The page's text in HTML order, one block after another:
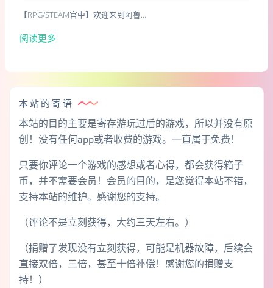
【RPG/STEAM官中】欢迎来到阿鲁…
阅读更多
本站的寄语
本站的目的主要是寄存游玩过后的游戏，所以并没有原
创！没有任何app或者收费的游戏。一直属于免费！
只要你评论一个游戏的感想或者心得，都会获得箱子
币，并不需要会员！会员的目的，是您觉得本站不错，
支持本站的维护。感谢您的支持。
（评论不是立刻获得，大约三天左右。）
（捐赠了发现没有立刻获得，可能是机器故障，后续会
直接双倍，三倍，甚至十倍补偿！感谢您的捐赠支
持！）